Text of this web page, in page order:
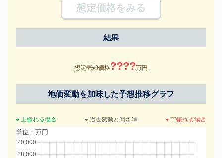
想定価格をみる
結果
想定売却価格????万円
地価変動を加味した予想推移グラフ
● 上振れる場合 ● 過去変動と同水準 ● 下振れる場合
単位：万円